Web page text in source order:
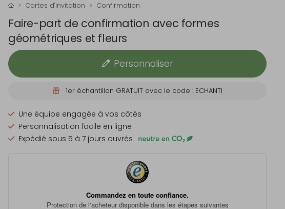
Cartes d'invitation Confirmation
Faire-part de confirmation avec formes
géométriques et fleurs
Personnaliser
1er échantillon GRATUIT avec le code : ECHANTI
Une équipe engagée à vos côtés
Personnalisation facile en ligne
Expédié sous 5 à 7 jours ouvrés